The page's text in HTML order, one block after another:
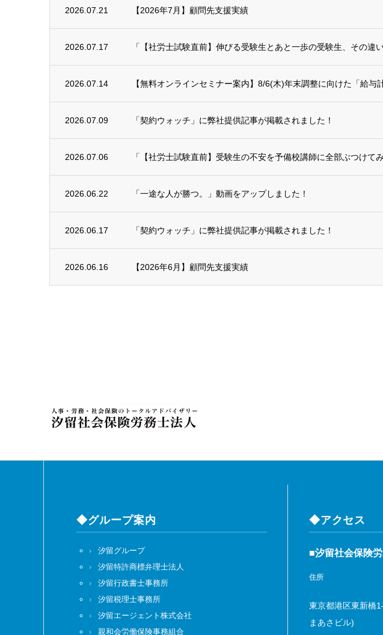
2026.07.21 【2026年7月】顧問先支援実績
2026.07.17 「【社労士試験直前】伸びる受験生とあと一歩の受験生、その違
2026.07.14 【無料オンラインセミナー案内】8/6(木)年末調整に向けた「給与
2026.07.09 「契約ウォッチ」に弊社提供記事が掲載されました！
2026.07.06 「【社労士試験直前】受験生の不安を予備校講師に全部ぶつけて
2026.06.22 「一途な人が勝つ。」動画をアップしました！
2026.06.17 「契約ウォッチ」に弊社提供記事が掲載されました！
2026.06.16 【2026年6月】顧問先支援実績
◆グループ案内
汐留グループ
汐留特許商標弁理士法人
汐留行政書士事務所
汐留税理士事務所
汐留エージェント株式会社
親和会労働保険事務組合
◆アクセス
■汐留社会保険
住所
東京都港区東新橋
まあさビル)